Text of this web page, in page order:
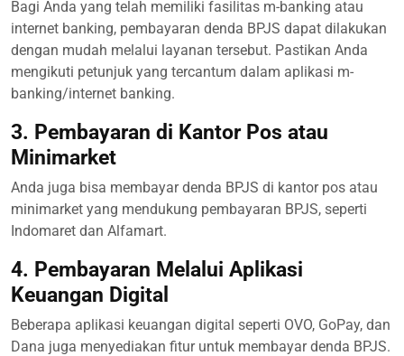
Bagi Anda yang telah memiliki fasilitas m-banking atau
internet banking, pembayaran denda BPJS dapat dilakukan
dengan mudah melalui layanan tersebut. Pastikan Anda
mengikuti petunjuk yang tercantum dalam aplikasi m-
banking/internet banking.
3. Pembayaran di Kantor Pos atau
Minimarket
Anda juga bisa membayar denda BPJS di kantor pos atau
minimarket yang mendukung pembayaran BPJS, seperti
Indomaret dan Alfamart.
4. Pembayaran Melalui Aplikasi
Keuangan Digital
Beberapa aplikasi keuangan digital seperti OVO, GoPay, dan
Dana juga menyediakan fitur untuk membayar denda BPJS.